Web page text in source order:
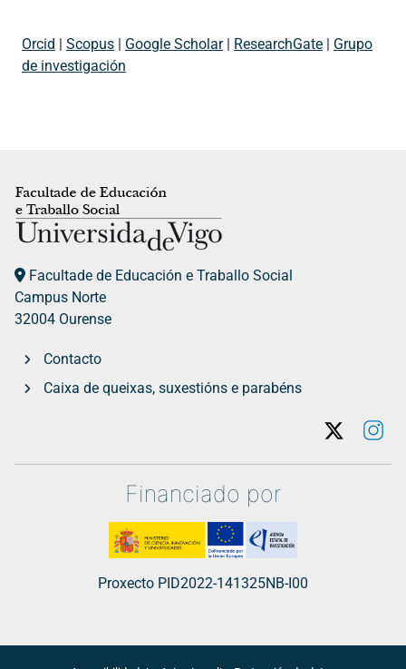
Orcid Scopus Google Scholar| ResearchGate
Grupo
de investigación
Facultade de Educación e Traballo Social
Campus Norte
32004 Ourense
Contacto
Caixa de queixas, suxestións e parabéns
Twitter
Financiado por
Proxecto PID2022-141325NB-I00